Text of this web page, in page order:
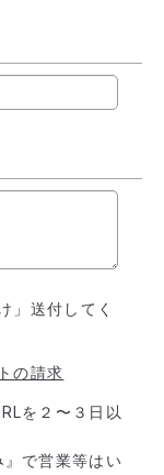
」送付してく
の請求
を２〜３日以
』で営業等はい